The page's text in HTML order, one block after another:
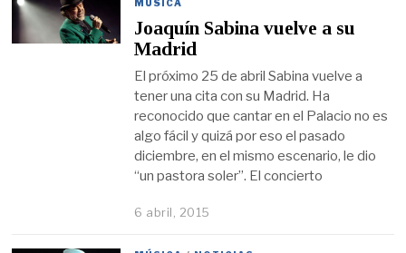
MÚSICA
Joaquín Sabina vuelve a su
Madrid
El próximo 25 de abril Sabina vuelve a
tener una cita con su Madrid. Ha
reconocido que cantar en el Palacio no es
algo fácil y quizá por eso el pasado
diciembre, en el mismo escenario, le dio
“un pastora soler”. El concierto
6 abril, 2015